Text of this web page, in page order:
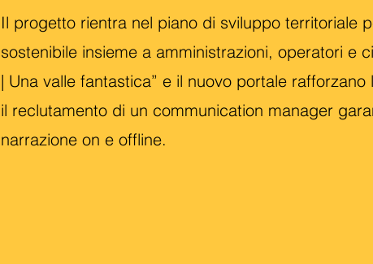
Il progetto rientra nel piano di sviluppo territoriale
sostenibile insieme a amministrazioni, operatori e
| Una valle fantastica” e il nuovo portale rafforzano
il reclutamento di un communication manager
narrazione on e offline.